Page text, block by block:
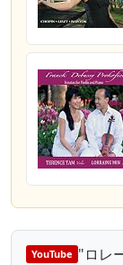
YouTube "ロレ